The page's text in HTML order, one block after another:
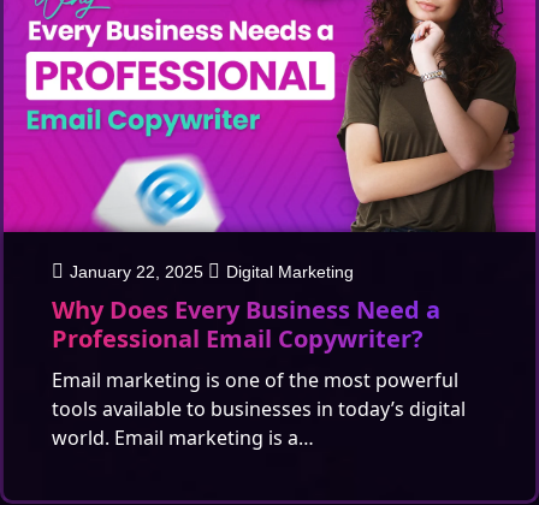
January 22, 2025 Digital Marketing
Why Does Every Business Need a
Professional Email Copywriter?
Email marketing is one of the most powerful
tools available to businesses in today’s digital
world. Email marketing is a…